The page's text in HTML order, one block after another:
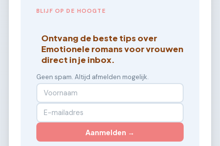
BLIJF OP DE HOOGTE
Ontvang de beste tips over
Emotionele romans voor vrouwen
direct in je inbox.
Geen spam. Altijd afmelden mogelijk.
Aanmelden →